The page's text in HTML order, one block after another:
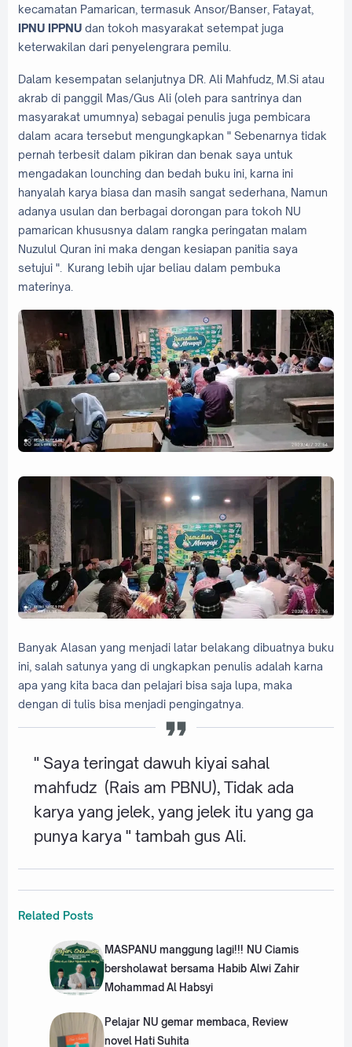
kecamatan Pamarican, termasuk Ansor/Banser, Fatayat,
IPNU IPPNU dan tokoh masyarakat setempat juga
keterwakilan dari penyelengrara pemilu.
Dalam kesempatan selanjutnya DR. Ali Mahfudz, M.Si atau
akrab di panggil Mas/Gus Ali (oleh para santrinya dan
masyarakat umumnya) sebagai penulis juga pembicara
dalam acara tersebut mengungkapkan " Sebenarnya tidak
pernah terbesit dalam pikiran dan benak saya untuk
mengadakan lounching dan bedah buku ini, karna ini
hanyalah karya biasa dan masih sangat sederhana, Namun
adanya usulan dan berbagai dorongan para tokoh NU
pamarican khususnya dalam rangka peringatan malam
Nuzulul Quran ini maka dengan kesiapan panitia saya
setujui ". Kurang lebih ujar beliau dalam pembuka
materinya.
Banyak Alasan yang menjadi latar belakang dibuatnya buku
ini, salah satunya yang di ungkapkan penulis adalah karna
apa yang kita baca dan pelajari bisa saja lupa, maka
dengan di tulis bisa menjadi pengingatnya.
" Saya teringat dawuh kiyai sahal
mahfudz (Rais am PBNU), Tidak ada
karya yang jelek, yang jelek itu yang ga
punya karya " tambah gus Ali.
Related Posts
MASPANU manggung lagi!!! NU Ciamis
bersholawat bersama Habib Alwi Zahir
Mohammad Al Habsyi
Pelajar NU gemar membaca, Review
novel Hati Suhita